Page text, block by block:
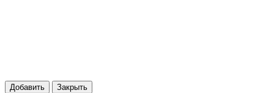
Добавить Закрыть